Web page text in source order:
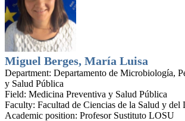
Miguel Berges, María Luisa
Department: Departamento de Microbiología,
y Salud Pública
Field: Medicina Preventiva y Salud Pública
Faculty: Facultad de Ciencias de la Salud y del
Academic position: Profesor Sustituto LOSU